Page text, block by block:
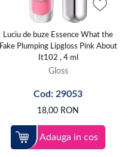
Luciu de buze Essence What the
Fake Plumping Lipgloss Pink About
It102 , 4 ml
Gloss
Cod: 29053
18,00 RON
Adauga in cos